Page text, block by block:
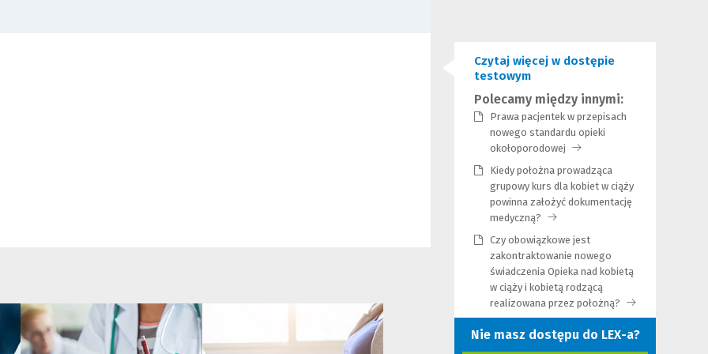
Czytaj więcej w dostępie
testowym
Polecamy między innymi:
Prawa pacjentek w przepisach
nowego standardu opieki
okołoporodowej
innej
strony)
Kiedy położna prowadząca
grupowy kurs dla kobiet w ciąży
powinna założyć dokumentację
medyczną?
innej
strony)
Czy obowiązkowe jest
zakontraktowanie nowego
świadczenia Opieka nad kobietą
w ciąży i kobietą rodzącą
realizowana przez położną?
do
Nie masz dostępu do LEX-a?